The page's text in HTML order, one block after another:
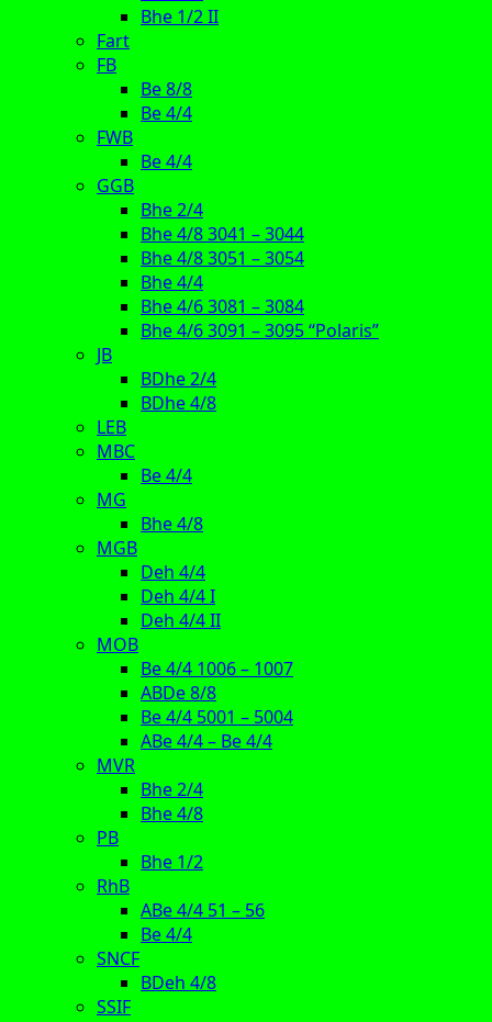
Bhe 1/2 II
Fart
FB
Be 8/8
Be 4/4
FWB
Be 4/4
GGB
Bhe 2/4
Bhe 4/8 3041 – 3044
Bhe 4/8 3051 – 3054
Bhe 4/4
Bhe 4/6 3081 – 3084
Bhe 4/6 3091 – 3095 “Polaris”
JB
BDhe 2/4
BDhe 4/8
LEB
MBC
Be 4/4
MG
Bhe 4/8
MGB
Deh 4/4
Deh 4/4 I
Deh 4/4 II
MOB
Be 4/4 1006 – 1007
ABDe 8/8
Be 4/4 5001 – 5004
ABe 4/4 – Be 4/4
MVR
Bhe 2/4
Bhe 4/8
PB
Bhe 1/2
RhB
ABe 4/4 51 – 56
Be 4/4
SNCF
BDeh 4/8
SSIF